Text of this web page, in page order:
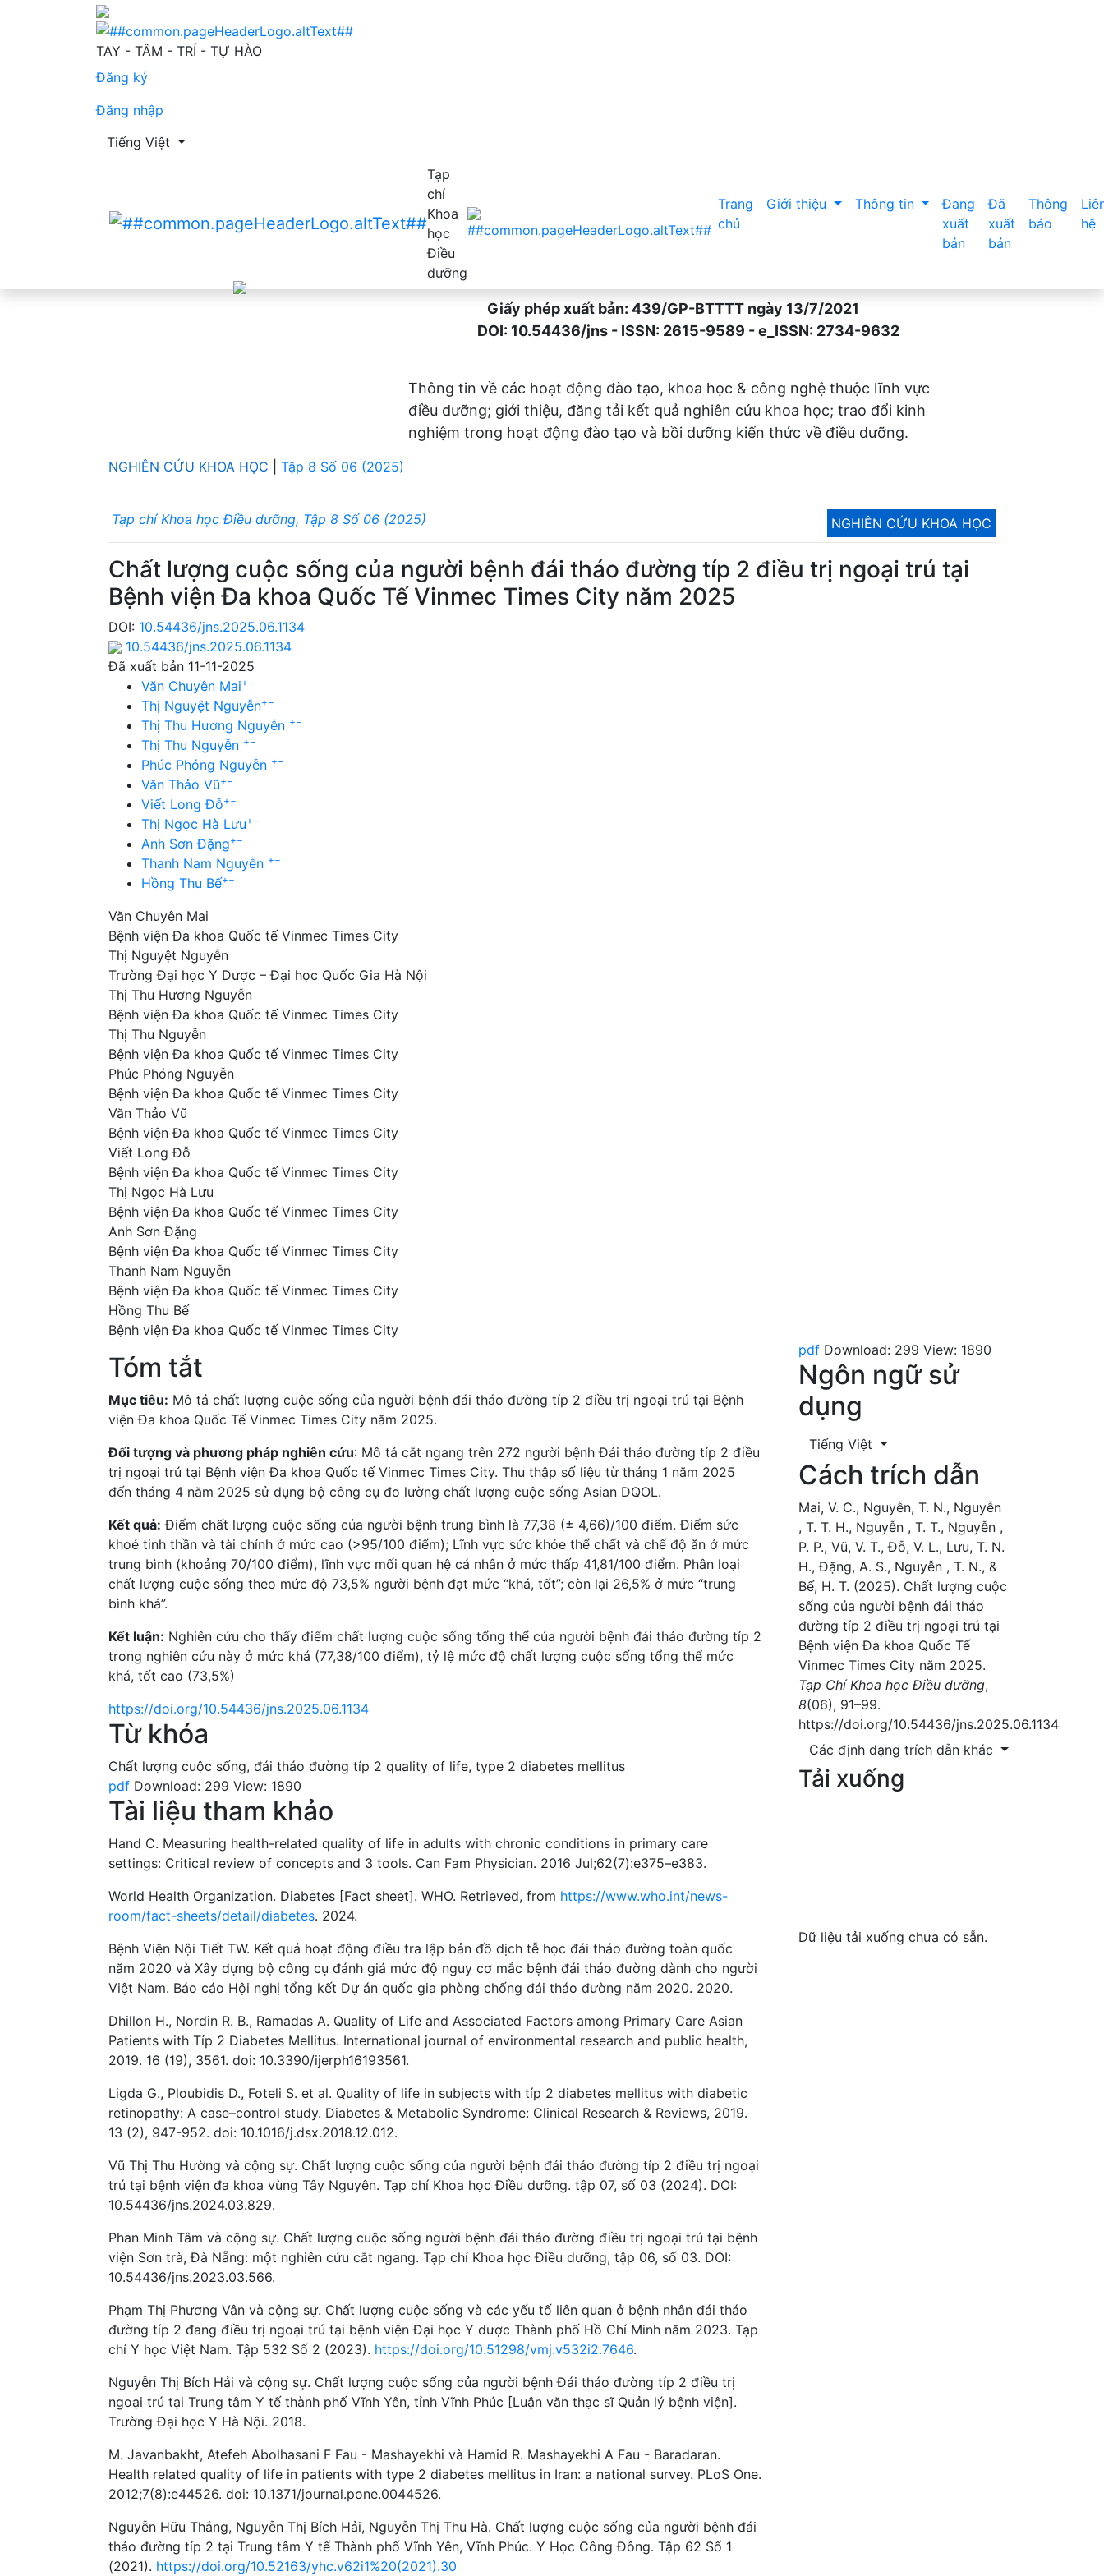
Chất lượng cuộc sống của người bệnh đái tháo đường típ 2 điều trị ngoại trú tại Bệnh viện Đa khoa Quốc Tế Vinmec Times City năm 2025
TAY - TÂM - TRÍ - TỰ HÀO
Đăng ký
Đăng nhập
Thay đổi ngôn ngữ. Ngôn ngữ hiện tại là:
Tiếng Việt
Tạp
chí
Khoa
học
Điều
dưỡng
Trang
chủ
Giới thiệu Thông tin
Đang
xuất
bản
Đã
xuất
bản
Thông
báo
hệ
Giấy phép xuất bản: 439/GP-BTTTT ngày 13/7/2021
DOI: 10.54436/jns - ISSN: 2615-9589 - e_ISSN: 2734-9632
Thông tin về các hoạt động đào tạo, khoa học & công nghệ thuộc lĩnh vực
điều dưỡng; giới thiệu, đăng tải kết quả nghiên cứu khoa học; trao đổi kinh
nghiệm trong hoạt động đào tạo và bồi dưỡng kiến thức về điều dưỡng.
NGHIÊN CỨU KHOA HỌC Tập 8 Số 06 (2025)
Tạp chí Khoa học Điều dưỡng, Tập 8 Số 06 (2025) NGHIÊN CỨU KHOA HỌC
Chất lượng cuộc sống của người bệnh đái tháo đường típ 2 điều trị ngoại trú tại
Bệnh viện Đa khoa Quốc Tế Vinmec Times City năm 2025
DOI: 10.54436/jns.2025.06.1134
10.54436/jns.2025.06.1134
Đã xuất bản 11-11-2025
Văn Chuyên Mai+−
Thị Nguyệt Nguyễn+−
Thị Thu Hương Nguyễn +−
Thị Thu Nguyễn +−
Phúc Phóng Nguyễn +−
Văn Thảo Vũ+−
Viết Long Đỗ+−
Thị Ngọc Hà Lưu+−
Anh Sơn Đặng+−
Thanh Nam Nguyễn +−
Hồng Thu Bế+−
Văn Chuyên Mai
Bệnh viện Đa khoa Quốc tế Vinmec Times City
Thị Nguyệt Nguyễn
Trường Đại học Y Dược – Đại học Quốc Gia Hà Nội
Thị Thu Hương Nguyễn
Bệnh viện Đa khoa Quốc tế Vinmec Times City
Thị Thu Nguyễn
Bệnh viện Đa khoa Quốc tế Vinmec Times City
Phúc Phóng Nguyễn
Bệnh viện Đa khoa Quốc tế Vinmec Times City
Văn Thảo Vũ
Bệnh viện Đa khoa Quốc tế Vinmec Times City
Viết Long Đỗ
Bệnh viện Đa khoa Quốc tế Vinmec Times City
Thị Ngọc Hà Lưu
Bệnh viện Đa khoa Quốc tế Vinmec Times City
Anh Sơn Đặng
Bệnh viện Đa khoa Quốc tế Vinmec Times City
Thanh Nam Nguyễn
Bệnh viện Đa khoa Quốc tế Vinmec Times City
Hồng Thu Bế
Bệnh viện Đa khoa Quốc tế Vinmec Times City
pdf Download: 299 View: 1890
Ngôn ngữ sử
dụng
Tiếng Việt
Cách trích dẫn
Mai, V. C., Nguyễn, T. N., Nguyễn
, T. T. H., Nguyễn , T. T., Nguyễn ,
P. P., Vũ, V. T., Đỗ, V. L., Lưu, T. N.
H., Đặng, A. S., Nguyễn , T. N., &
Bế, H. T. (2025). Chất lượng cuộc
sống của người bệnh đái tháo
đường típ 2 điều trị ngoại trú tại
Bệnh viện Đa khoa Quốc Tế
Vinmec Times City năm 2025.
Tạp Chí Khoa học Điều dưỡng,
8(06), 91–99.
https://doi.org/10.54436/jns.2025.06.1134
Các định dạng trích dẫn khác
Tải xuống
Dữ liệu tải xuống chưa có sẵn.
Tóm tắt
Mục tiêu: Mô tả chất lượng cuộc sống của người bệnh đái tháo đường típ 2 điều trị ngoại trú tại Bệnh
viện Đa khoa Quốc Tế Vinmec Times City năm 2025.
Đối tượng và phương pháp nghiên cứu: Mô tả cắt ngang trên 272 người bệnh Đái tháo đường típ 2 điều
trị ngoại trú tại Bệnh viện Đa khoa Quốc tế Vinmec Times City. Thu thập số liệu từ tháng 1 năm 2025
đến tháng 4 năm 2025 sử dụng bộ công cụ đo lường chất lượng cuộc sống Asian DQOL.
Kết quả: Điểm chất lượng cuộc sống của người bệnh trung bình là 77,38 (± 4,66)/100 điểm. Điểm sức
khoẻ tinh thần và tài chính ở mức cao (>95/100 điểm); Lĩnh vực sức khỏe thể chất và chế độ ăn ở mức
trung bình (khoảng 70/100 điểm), lĩnh vực mối quan hệ cá nhân ở mức thấp 41,81/100 điểm. Phân loại
chất lượng cuộc sống theo mức độ 73,5% người bệnh đạt mức “khá, tốt”; còn lại 26,5% ở mức “trung
bình khá”.
Kết luận: Nghiên cứu cho thấy điểm chất lượng cuộc sống tổng thể của người bệnh đái tháo đường típ 2
trong nghiên cứu này ở mức khá (77,38/100 điểm), tỷ lệ mức độ chất lượng cuộc sống tổng thể mức
khá, tốt cao (73,5%)
https://doi.org/10.54436/jns.2025.06.1134
Từ khóa
Chất lượng cuộc sống, đái tháo đường típ 2 quality of life, type 2 diabetes mellitus
pdf Download: 299 View: 1890
Tài liệu tham khảo
Hand C. Measuring health-related quality of life in adults with chronic conditions in primary care
settings: Critical review of concepts and 3 tools. Can Fam Physician. 2016 Jul;62(7):e375–e383.
World Health Organization. Diabetes [Fact sheet]. WHO. Retrieved, from https://www.who.int/news-
room/fact-sheets/detail/diabetes. 2024.
Bệnh Viện Nội Tiết TW. Kết quả hoạt động điều tra lập bản đồ dịch tễ học đái tháo đường toàn quốc
năm 2020 và Xây dựng bộ công cụ đánh giá mức độ nguy cơ mắc bệnh đái tháo đường dành cho người
Việt Nam. Báo cáo Hội nghị tổng kết Dự án quốc gia phòng chống đái tháo đường năm 2020. 2020.
Dhillon H., Nordin R. B., Ramadas A. Quality of Life and Associated Factors among Primary Care Asian
Patients with Típ 2 Diabetes Mellitus. International journal of environmental research and public health,
2019. 16 (19), 3561. doi: 10.3390/ijerph16193561.
Ligda G., Ploubidis D., Foteli S. et al. Quality of life in subjects with típ 2 diabetes mellitus with diabetic
retinopathy: A case–control study. Diabetes & Metabolic Syndrome: Clinical Research & Reviews, 2019.
13 (2), 947-952. doi: 10.1016/j.dsx.2018.12.012.
Vũ Thị Thu Hường và cộng sự. Chất lượng cuộc sống của người bệnh đái tháo đường típ 2 điều trị ngoại
trú tại bệnh viện đa khoa vùng Tây Nguyên. Tạp chí Khoa học Điều dưỡng. tập 07, số 03 (2024). DOI:
10.54436/jns.2024.03.829.
Phan Minh Tâm và cộng sự. Chất lượng cuộc sống người bệnh đái tháo đường điều trị ngoại trú tại bệnh
viện Sơn trà, Đà Nẵng: một nghiên cứu cắt ngang. Tạp chí Khoa học Điều dưỡng, tập 06, số 03. DOI:
10.54436/jns.2023.03.566.
Phạm Thị Phương Vân và cộng sự. Chất lượng cuộc sống và các yếu tố liên quan ở bệnh nhân đái tháo
đường típ 2 đang điều trị ngoại trú tại bệnh viện Đại học Y dược Thành phố Hồ Chí Minh năm 2023. Tạp
chí Y học Việt Nam. Tập 532 Số 2 (2023). https://doi.org/10.51298/vmj.v532i2.7646.
Nguyễn Thị Bích Hải và cộng sự. Chất lượng cuộc sống của người bệnh Đái tháo đường típ 2 điều trị
ngoại trú tại Trung tâm Y tế thành phố Vĩnh Yên, tỉnh Vĩnh Phúc [Luận văn thạc sĩ Quản lý bệnh viện].
Trường Đại học Y Hà Nội. 2018.
M. Javanbakht, Atefeh Abolhasani F Fau - Mashayekhi và Hamid R. Mashayekhi A Fau - Baradaran.
Health related quality of life in patients with type 2 diabetes mellitus in Iran: a national survey. PLoS One.
2012;7(8):e44526. doi: 10.1371/journal.pone.0044526.
Nguyễn Hữu Thắng, Nguyễn Thị Bích Hải, Nguyễn Thị Thu Hà. Chất lượng cuộc sống của người bệnh đái
tháo đường típ 2 tại Trung tâm Y tế Thành phố Vĩnh Yên, Vĩnh Phúc. Y Học Công Đông. Tập 62 Số 1
(2021). https://doi.org/10.52163/yhc.v62i1%20(2021).30